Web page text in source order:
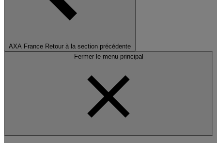
AXA France Retour à la section précédente
Fermer le menu principal